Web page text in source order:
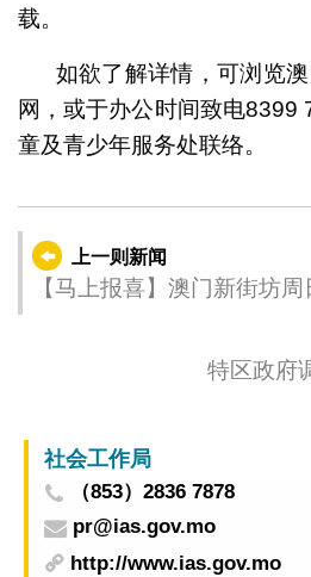
载。
如欲了解详情，可浏览
网，或于办公时间致电8399
童及青少年服务处联络。
上一则新闻
【马上报喜】澳门新街坊
特区政府
社会工作局
（853）2836 7878
pr@ias.gov.mo
http://www.ias.gov.mo